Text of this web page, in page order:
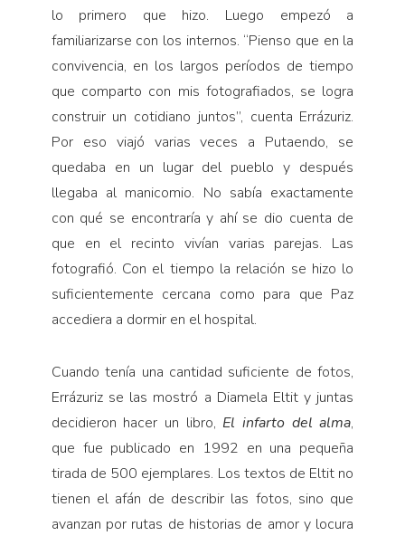
lo primero que hizo. Luego empezó a
familiarizarse con los internos. “Pienso que en la
convivencia, en los largos períodos de tiempo
que comparto con mis fotografiados, se logra
construir un cotidiano juntos”, cuenta Errázuriz.
Por eso viajó varias veces a Putaendo, se
quedaba en un lugar del pueblo y después
llegaba al manicomio. No sabía exactamente
con qué se encontraría y ahí se dio cuenta de
que en el recinto vivían varias parejas. Las
fotografió. Con el tiempo la relación se hizo lo
suficientemente cercana como para que Paz
accediera a dormir en el hospital.
Cuando tenía una cantidad suficiente de fotos,
Errázuriz se las mostró a Diamela Eltit y juntas
decidieron hacer un libro, El infarto del alma,
que fue publicado en 1992 en una pequeña
tirada de 500 ejemplares. Los textos de Eltit no
tienen el afán de describir las fotos, sino que
avanzan por rutas de historias de amor y locura